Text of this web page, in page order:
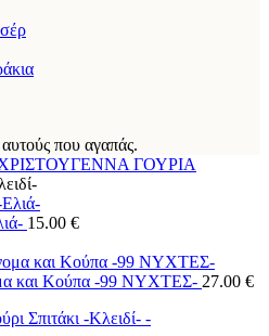
που αγαπάς.
ΓΟΥΡΙΑ
15.00 €
και Κούπα -99 ΝΥΧΤΕΣ- 27.00 €